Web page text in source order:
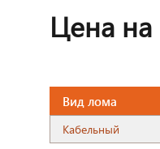
Цена
Вид лома
Кабельный